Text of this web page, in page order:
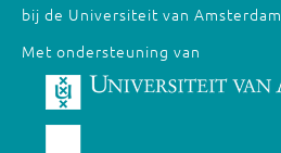
bij de Universiteit van Amsterdam
Met ondersteuning van